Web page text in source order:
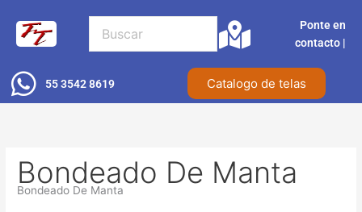
contenido
Ponte en
contacto |​
55 3542 8619 Catalogo de telas
Bondeado De Manta
Bondeado De Manta